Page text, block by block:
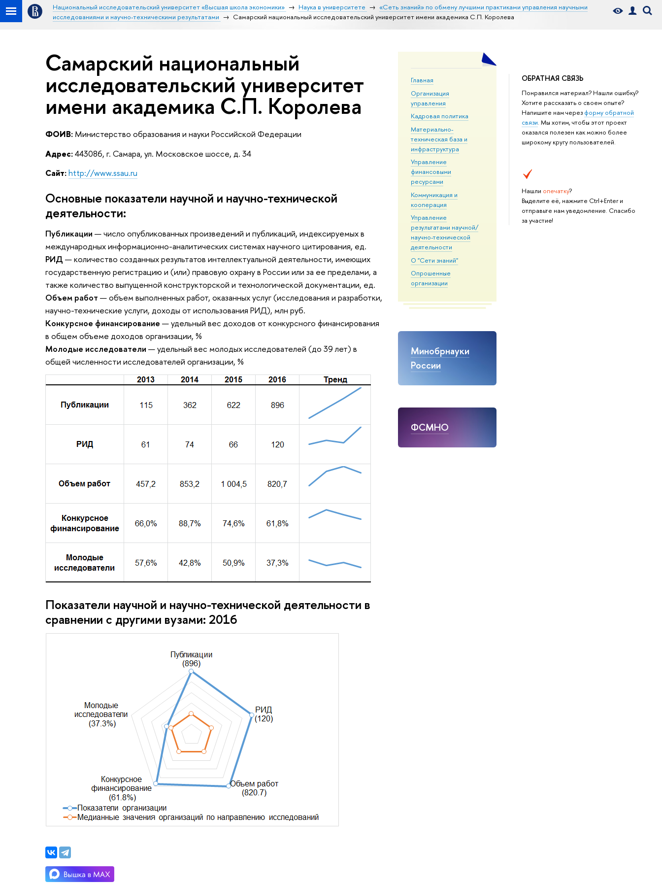
Национальный исследовательский университет «Высшая школа экономики» Наука в университете
«Сеть знаний» по обмену лучшими практиками управления научными
исследованиями и научно-техническими результатами
Самарский национальный исследовательский университет имени академика С.П. Королева
Главная
Организация
управления
Кадровая политика
Материально-
техническая база и
инфраструктура
Управление
финансовыми
ресурсами
Коммуникация и
кооперация
Управление
результатами научной/
научно-технической
деятельности
О "Сети знаний"
Опрошенные
организации
Минобрнауки
России
ФСМНО
ОБРАТНАЯ СВЯЗЬ
Понравился материал? Нашли ошибку?
Хотите рассказать о своем опыте?
Напишите нам через форму обратной
связи. Мы хотим, чтобы этот проект
оказался полезен как можно более
широкому кругу пользователей.
Нашли опечатку?
Выделите её, нажмите Ctrl+Enter и
отправьте нам уведомление. Спасибо
за участие!
Самарский национальный
исследовательский университет
имени академика С.П. Королева
ФОИВ: Министерство образования и науки Российской Федерации
Адрес:443086, г. Самара, ул. Московское шоссе, д. 34
Сайт:http://www.ssau.ru
Основные показатели научной и научно-технической
деятельности:
Публикации — число опубликованных произведений и публикаций, индексируемых в
международных информационно-аналитических системах научного цитирования, ед.
РИД — количество созданных результатов интеллектуальной деятельности, имеющих
государственную регистрацию и (или) правовую охрану в России или за ее пределами, а
также количество выпущенной конструкторской и технологической документации, ед.
Объем работ — объем выполненных работ, оказанных услуг (исследования и разработки,
научно-технические услуги, доходы от использования РИД), млн руб.
Конкурсное финансирование — удельный вес доходов от конкурсного финансирования
в общем объеме доходов организации, %
Молодые исследователи — удельный вес молодых исследователей (до 39 лет) в
общей численности исследователей организации, %
Показатели научной и научно-технической деятельности в
сравнении с другими вузами: 2016